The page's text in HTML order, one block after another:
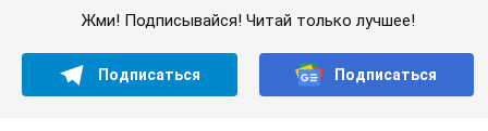
Жми! Подписывайся! Читай только лучшее!
Подписаться Подписаться